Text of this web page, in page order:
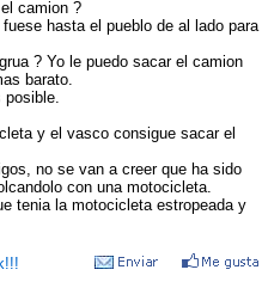
camion ?
hasta el pueblo de al lado para
? Yo le puedo sacar el camion
barato.
y el vasco consigue sacar el
no se van a creer que ha sido
con una motocicleta.
tenia la motocicleta estropeada y